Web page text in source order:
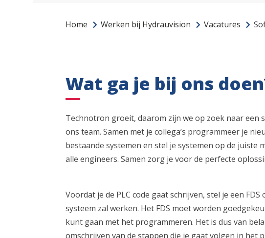
Home Werken bij Hydrauvision Vacatures
Wat ga je bij ons
Technotron groeit, daarom zijn we op zoek naar een
ons team. Samen met je collega’s programmeer je
bestaande systemen en stel je systemen op de juiste
alle engineers. Samen zorg je voor de perfecte
Voordat je de PLC code gaat schrijven, stel je een
systeem zal werken. Het FDS moet worden
kunt gaan met het programmeren. Het is dus van
omschrijven van de stappen die je gaat volgen in het